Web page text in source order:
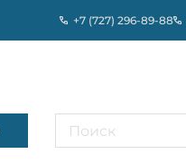
+7 (727) 296-89-88